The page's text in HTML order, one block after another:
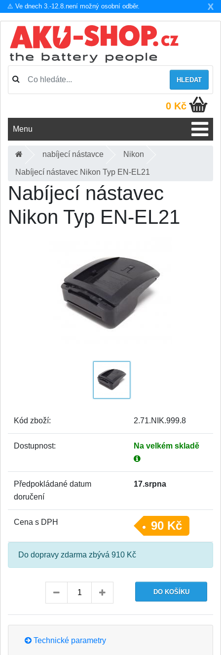
X
⚠️ Ve dnech 3.-12.8.není možný osobní odběr.
HLEDAT
0 Kč
Menu
nabíjecí nástavce Nikon
Nabíjecí nástavec Nikon Typ EN-EL21
Nabíjecí nástavec
Nikon Typ EN-EL21
Kód zboží: 2.71.NIK.999.8
Dostupnost: Na velkém skladě
Předpokládané datum
doručení
17.srpna
Cena s DPH 90 Kč
Do dopravy zdarma zbývá 910 Kč
Technické parametry